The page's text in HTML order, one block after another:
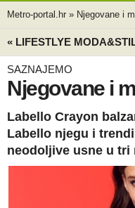
Metro-portal.hr » Njegovane i
« LIFESTLYE
SAZNAJEMO
Njegovane i
Labello Crayon
Labello njegu i
neodoljive usne u tri